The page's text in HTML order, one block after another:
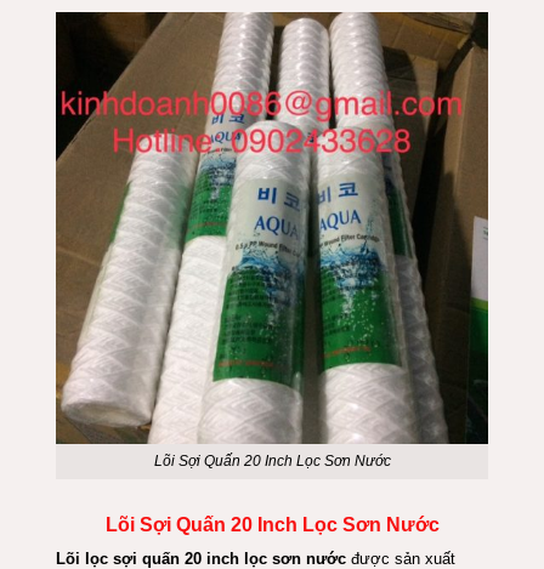
Lõi Sợi Quấn 20 Inch Lọc Sơn Nước
Lõi Sợi Quấn 20 Inch Lọc Sơn Nước
Lõi lọc sợi quấn 20 inch lọc sơn nướcđược sản xuất